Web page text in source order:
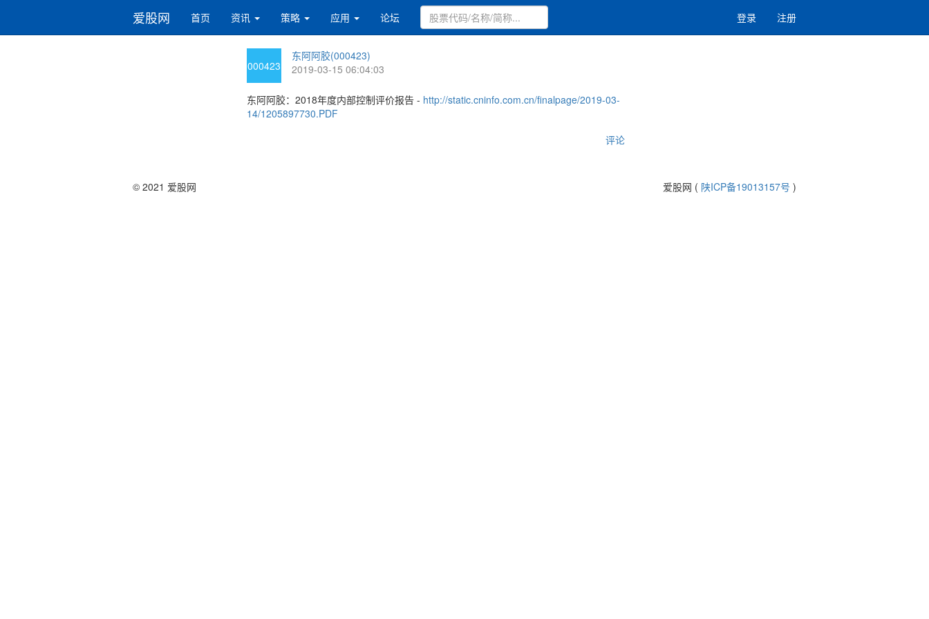
爱股网 首页 资讯 策略 应用 论坛 登录 注册
000423
东阿阿胶(000423)
2019-03-15 06:04:03
东阿阿胶：2018年度内部控制评价报告 - http://static.cninfo.com.cn/finalpage/2019-03-
14/1205897730.PDF
评论
© 2021 爱股网 爱股网 ( 陕ICP备19013157号 )